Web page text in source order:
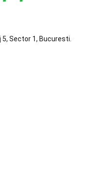
5, Sector 1, Bucuresti.